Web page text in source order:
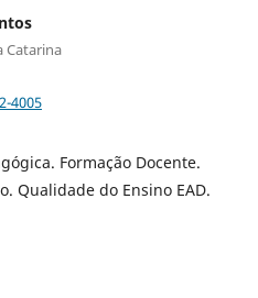
Catarina
4005
Formação Docente.
Qualidade do Ensino EAD.